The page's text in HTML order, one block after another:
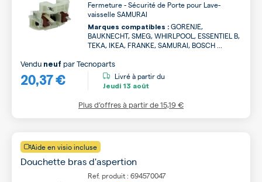
Fermeture - Sécurité de Porte pour Lave-
vaisselle SAMURAI
Marques compatibles : GORENJE,
BAUKNECHT, SMEG, WHIRLPOOL, ESSENTIEL B,
TEKA, IKEA, FRANKE, SAMURAI, BOSCH ...
20,37 €
Vendu neuf parTecnoparts
Livré à partir du
Jeudi 13 août
Plus d’offres à partir de15,19 €
Aide en visio incluse
Douchette bras d'aspertion
Ref. produit : 694570047